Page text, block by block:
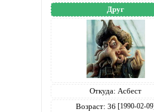
Друг
Откуда: Асбест
Возраст: 36 [1990-02-09]